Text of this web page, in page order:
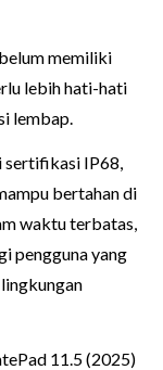
memiliki
lebih hati-hati
lembap.
sertifikasi IP68,
bertahan di
waktu terbatas,
pengguna yang
11.5 (2025)